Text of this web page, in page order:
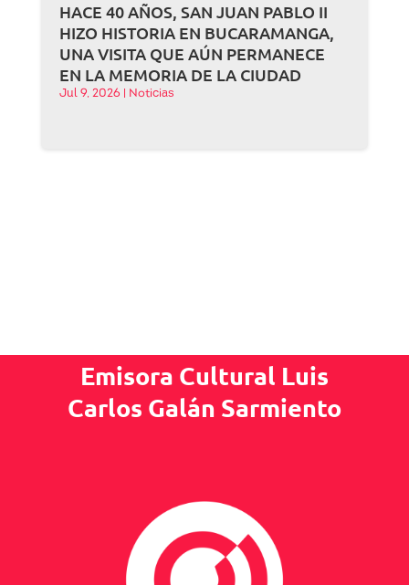
HACE 40 AÑOS, SAN JUAN PABLO II
HIZO HISTORIA EN BUCARAMANGA,
UNA VISITA QUE AÚN PERMANECE
EN LA MEMORIA DE LA CIUDAD
Jul 9, 2026 Noticias
Emisora Cultural Luis
Carlos Galán Sarmiento